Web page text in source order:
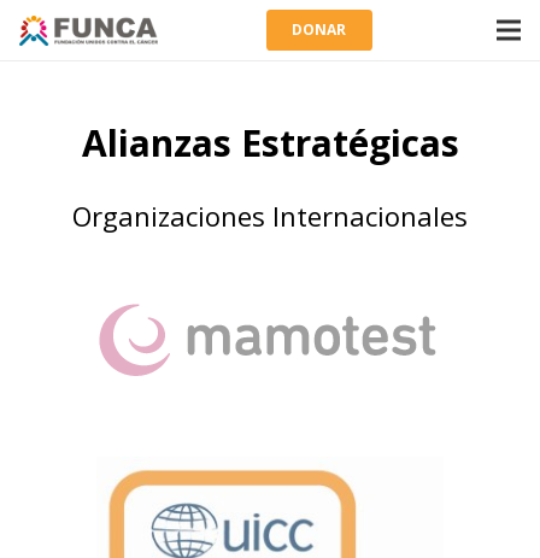
DONAR
Alianzas Estratégicas
Organizaciones Internacionales